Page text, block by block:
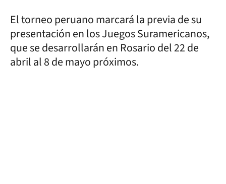
El torneo peruano marcará la previa de su
presentación en los Juegos Suramericanos,
que se desarrollarán en Rosario del 22 de
abril al 8 de mayo próximos.